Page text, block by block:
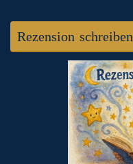
Rezension schreiben